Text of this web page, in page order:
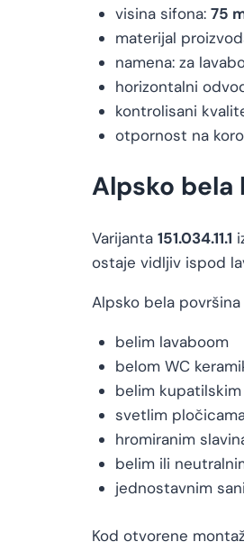
visina sifona: 75
materijal
namena: za
horizontalni
kontrolisani
otpornost na
Alpsko bela
Varijanta 151.034.11.1
ostaje vidljiv ispod
Alpsko bela
belim lavaboom
belom WC
belim
svetlim
hromiranim
belim ili
jednostavnim
Kod otvorene